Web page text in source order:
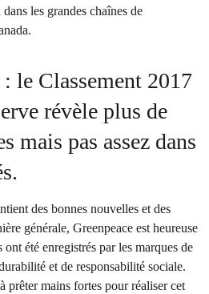
les grandes chaînes de
le Classement 2017
révèle plus de
mais pas assez dans
des bonnes nouvelles et des
générale, Greenpeace est heureuse
été enregistrés par les marques de
et de responsabilité sociale.
prêter mains fortes pour réaliser cet